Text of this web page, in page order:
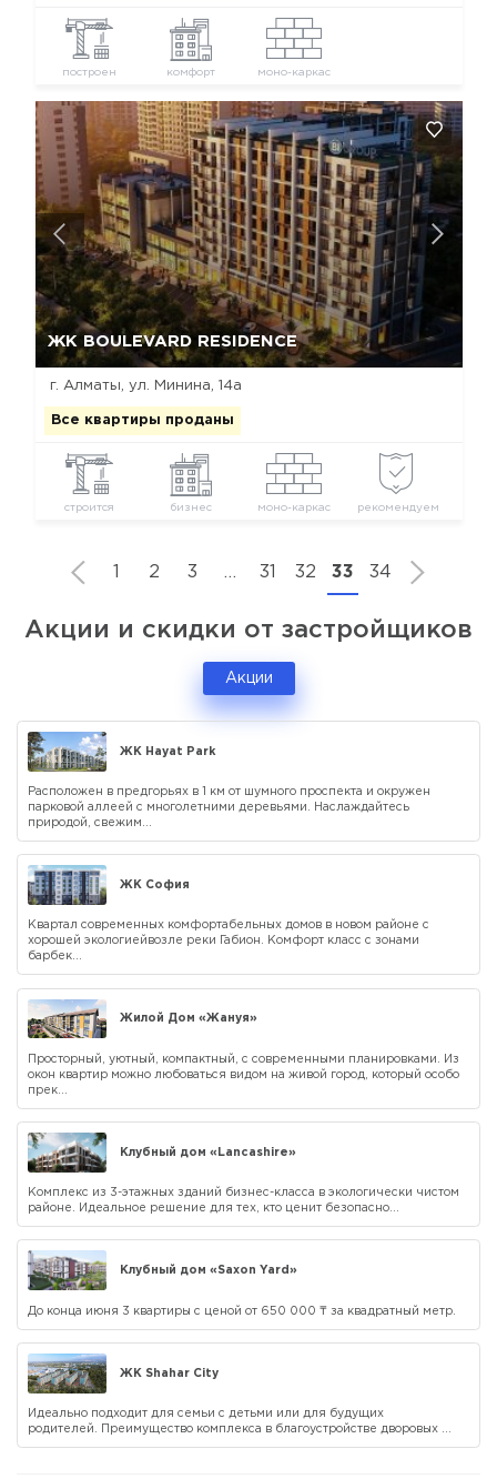
построен комфорт моно-каркас
ЖК BOULEVARD RESIDENCE
г. Алматы, ул. Минина, 14а
Все квартиры проданы
строится бизнес моно-каркас рекомендуем
Да, удалить Отмена
1 2 3 … 31 32 33 34
Акции и скидки от застройщиков
Акции
ЖК Hayat Park
Расположен в предгорьях в 1 км от шумного проспекта и окружен
парковой аллеей с многолетними деревьями. Наслаждайтесь
природой, свежим...
ЖК София
Квартал современных комфортабельных домов в новом районе с
хорошей экологиейвозле реки Габион. Комфорт класс с зонами
барбек...
Жилой Дом «Жануя»
Просторный, уютный, компактный, с современными планировками. Из
окон квартир можно любоваться видом на живой город, который особо
прек...
Клубный дом «Lancashire»
Комплекс из 3-этажных зданий бизнес-класса в экологически чистом
районе. Идеальное решение для тех, кто ценит безопасно...
Клубный дом «Saxon Yard»
До конца июня 3 квартиры с ценой от 650 000 ₸ за квадратный метр.
ЖК Shahar City
Идеально подходит для семьи с детьми или для будущих
родителей. Преимущество комплекса в благоустройстве дворовых ...